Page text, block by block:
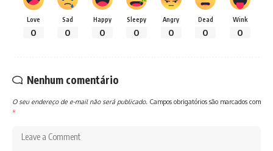
Love
0
Sad
0
Happy
0
Sleepy
0
Angry
0
Dead
0
Wink
0
Nenhum comentário
O seu endereço de e-mail não será publicado. Campos obrigatórios são marcados com
*